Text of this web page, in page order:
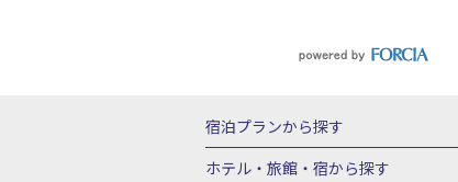
宿泊プランから探す
北海道
東北 青森県
ホテル・旅館・宿から探す